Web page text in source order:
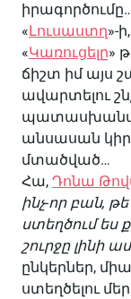
«Լուսաստղ»-
«Կառուցելը»
ճիշտ իմ այս
ավարտելու
անսասան
մտածված…
Հա, Դոնա
ինչ-որ բան, թե
ստեղծում ես
շուրջը լինի
ընկերներ,
ստեղծելու